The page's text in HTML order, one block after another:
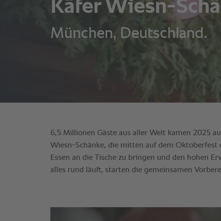
Käfer Wiesn-
München, Deutschland.